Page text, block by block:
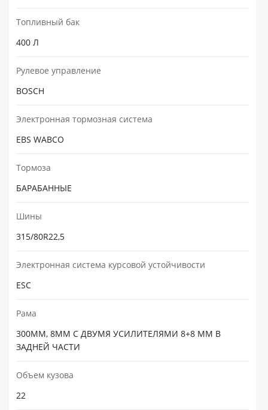
Топливный бак
400 Л
Рулевое управление
BOSCH
Электронная тормозная система
EBS WABCO
Тормоза
БАРАБАННЫЕ
Шины
315/80R22,5
Электронная система курсовой устойчивости
ESC
Рама
300ММ, 8ММ С ДВУМЯ УСИЛИТЕЛЯМИ 8+8 ММ В
ЗАДНЕЙ ЧАСТИ
Объем кузова
22